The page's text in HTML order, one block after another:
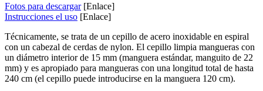
Fotos para descargar[Enlace]
Instrucciones el uso [Enlace]
Técnicamente, se trata de un cepillo de acero inoxidable en espiral
con un cabezal de cerdas de nylon. El cepillo limpia mangueras con
un diámetro interior de 15 mm (manguera estándar, manguito de 22
mm) y es apropiado para mangueras con una longitud total de hasta
240 cm (el cepillo puede introducirse en la manguera 120 cm).